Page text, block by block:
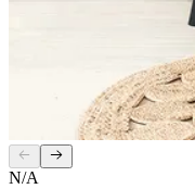
N/A